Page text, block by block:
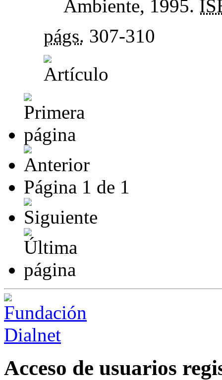
Ambiente, 1995.
págs. 307-310
Página 1 de 1
Acceso de usuarios